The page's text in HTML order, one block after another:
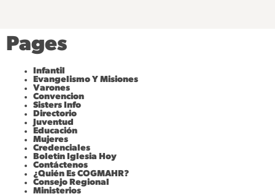
Pages
Infantil
Evangelismo Y Misiones
Varones
Convencion
Sisters Info
Directorio
Juventud
Educación
Mujeres
Credenciales
Boletín Iglesia Hoy
Contáctenos
¿Quién Es COGMAHR?
Consejo Regional
Ministerios